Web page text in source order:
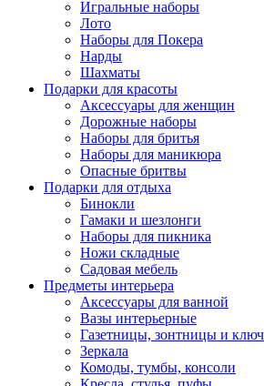
Игральные наборы
Лото
Наборы для Покера
Нарды
Шахматы
Подарки для красоты
Аксессуары для женщин
Дорожные наборы
Наборы для бритья
Наборы для маникюра
Опасные бритвы
Подарки для отдыха
Бинокли
Гамаки и шезлонги
Наборы для пикника
Ножи складные
Садовая мебель
Предметы интерьера
Аксессуары для ванной
Вазы интерьерные
Газетницы, зонтницы и
Зеркала
Комоды, тумбы, консоли